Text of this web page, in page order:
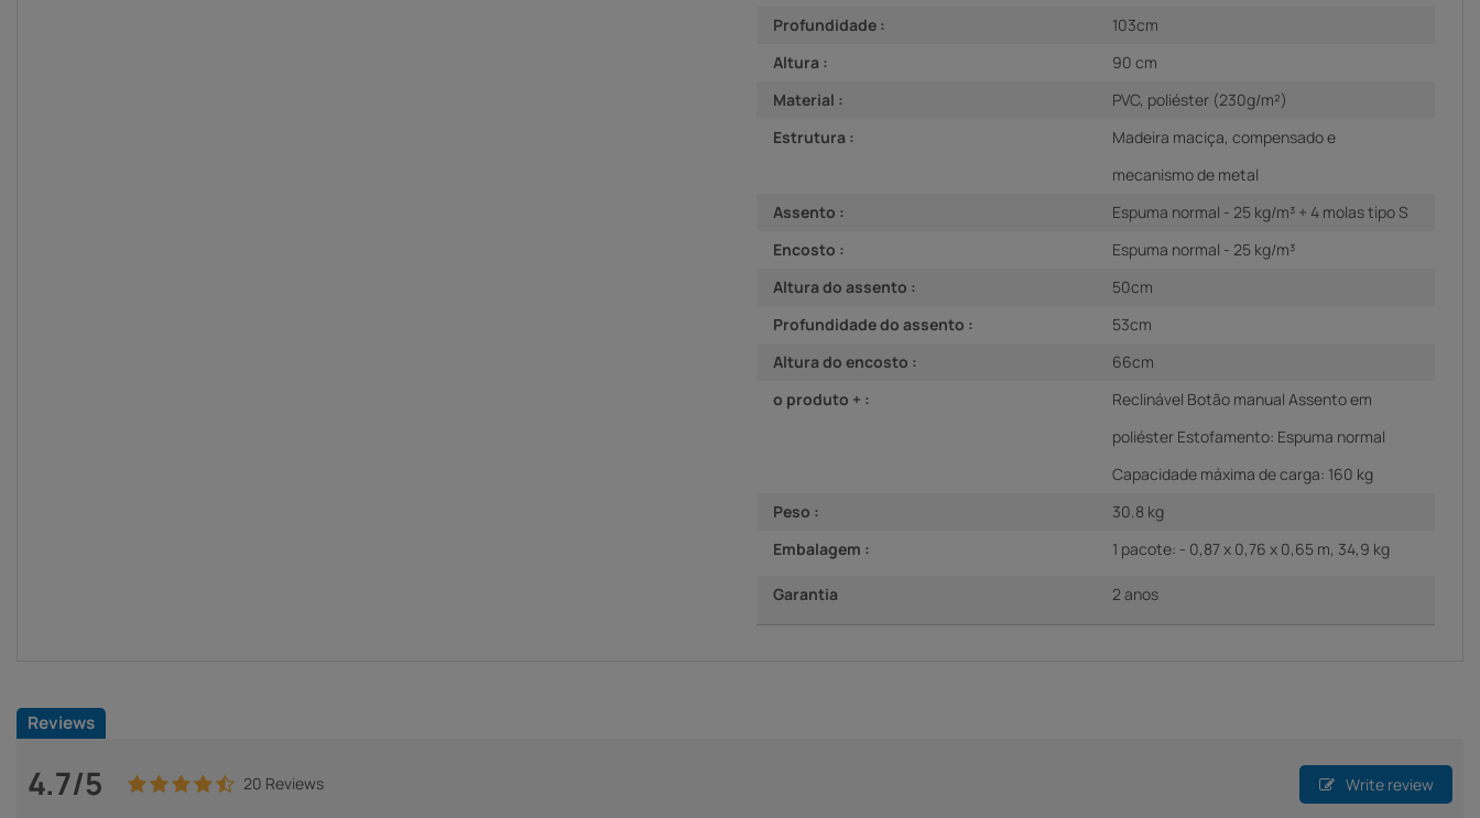
Profundidade :
103cm
Altura :
90 cm
Material :
PVC, poliéster (230g/m²)
Estrutura :
Madeira maciça, compensado e
mecanismo de metal
Assento :
Espuma normal - 25 kg/m³ + 4 molas tipo S
Encosto :
Espuma normal - 25 kg/m³
Altura do assento :
50cm
Profundidade do assento :
53cm
Altura do encosto :
66cm
o produto + :
Reclinável Botão manual Assento em
poliéster Estofamento: Espuma normal
Capacidade máxima de carga: 160 kg
Peso :
30.8 kg
Embalagem :
1 pacote: - 0,87 x 0,76 x 0,65 m, 34,9 kg
Garantia 2 anos
Reviews
4.7/5 20 Reviews Write review